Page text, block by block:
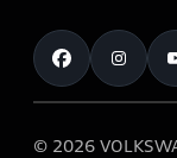
カタログ一覧
車検 / 定期点検
e-tronアフターサ
クオリティ
保証
メンテナンス
お知らせ
オーナー様向けキ
© 2026